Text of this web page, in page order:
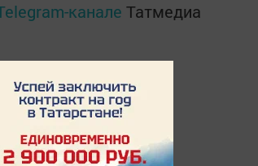
канале Татмедиа
мессенджере MАХ: